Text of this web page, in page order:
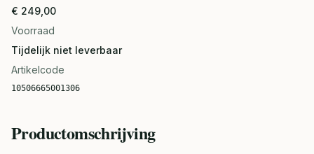
€ 249,00
Voorraad
Tijdelijk niet leverbaar
Artikelcode
10506665001306
Productomschrijving